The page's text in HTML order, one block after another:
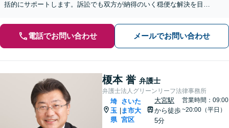
括的にサポートします。訴訟でも双方が納得のいく穏便な解決を目指
電話でお問い合わせ メールでお問い合わせ
榎本 誉 弁護士
弁護士法人グリーンリーフ法律事務所
埼
玉
県
さいた
ま市大
宮区
大宮駅
から徒歩
5分
営業時間：09:00
~20:00（平日）